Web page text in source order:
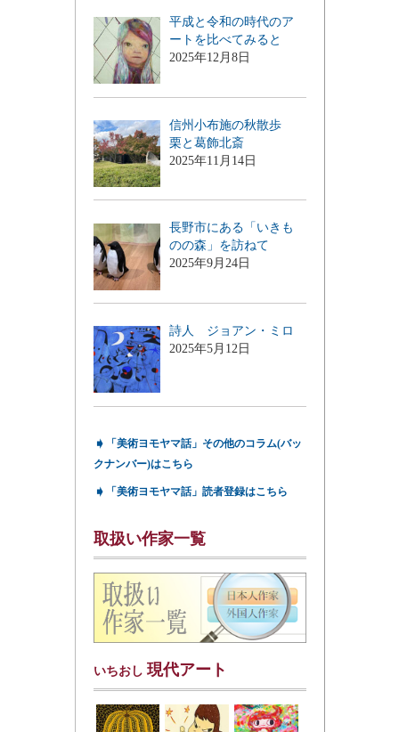
平成と令和の時代のア
ートを比べてみると
2025年12月8日
信州小布施の秋散歩
栗と葛飾北斎
2025年11月14日
長野市にある「いきも
のの森」を訪ねて
2025年9月24日
詩人 ジョアン・ミロ
2025年5月12日
➧
「美術ヨモヤマ話」その他のコラム(バッ
クナンバー)はこちら
➧ 「美術ヨモヤマ話」読者登録はこちら
取扱い作家一覧
いちおし 現代アート